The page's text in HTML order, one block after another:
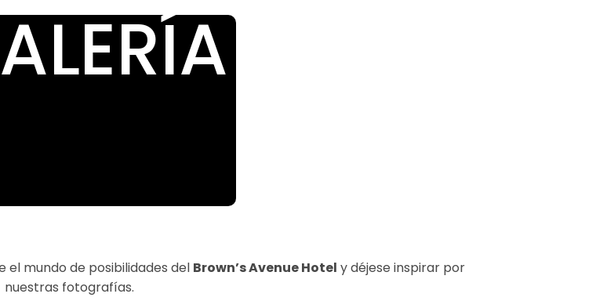
el mundo de posibilidades del Brown’s Avenue Hotel y déjese inspirar por
nuestras fotografías.